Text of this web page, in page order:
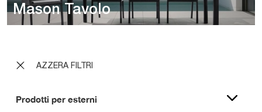
AZZERA FILTRI
Prodotti per esterni
Mason Tavolo